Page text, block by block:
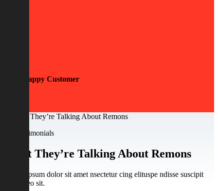
Happy Customer
Our testimonials
What They’re Talking About Remons
Lorem ipsum dolor sit amet nsectetur cing elituspe ndisse suscipit
sagitis leo sit.